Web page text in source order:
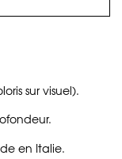
sur visuel).
en Italie.